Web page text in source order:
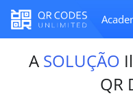
A SOLUÇÃO
QR